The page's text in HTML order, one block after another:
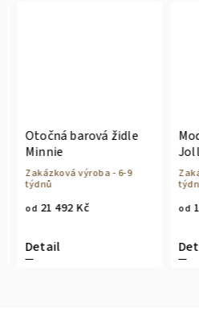
Otočná barová židle
Minnie
Zakázková výroba - 6-9
týdnů
od21 492 Kč
Detail
od